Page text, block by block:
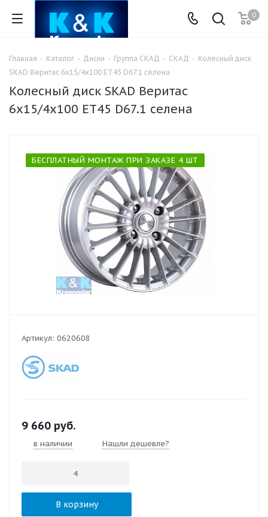
0
Главная - Каталог - Диски - Группа СКАД - СКАД - Колесный диск
SKAD Веритас 6x15/4x100 ET45 D67.1 селена
Колесный диск SKAD Веритас
6x15/4x100 ET45 D67.1 селена
БЕСПЛАТНЫЙ МОНТАЖ ПРИ ЗАКАЗЕ 4 ШТ
Артикул: 0620608
9 660 руб.
в наличии Нашли дешевле?
В корзину